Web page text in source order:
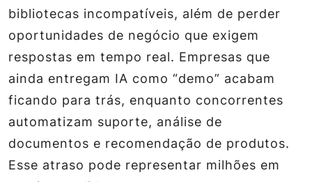
bibliotecas incompatíveis, além de perder
oportunidades de negócio que exigem
respostas em tempo real. Empresas que
ainda entregam IA como “demo” acabam
ficando para trás, enquanto concorrentes
automatizam suporte, análise de
documentos e recomendação de produtos.
Esse atraso pode representar milhões em